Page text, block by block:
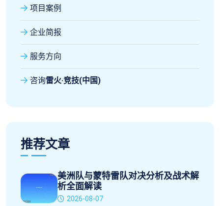
项目案例
企业简报
服务方向
咨询雷火·竞技(中国)
推荐文章
美洲队与蒙特雷队对决分析及战术解
析全面解读
2026-08-07